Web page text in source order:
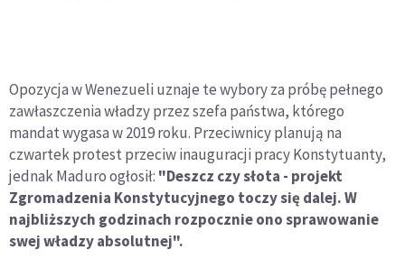
Opozycja w Wenezueli uznaje te wybory za próbę pełnego
zawłaszczenia władzy przez szefa państwa, którego
mandat wygasa w 2019 roku. Przeciwnicy planują na
czwartek protest przeciw inauguracji pracy Konstytuanty,
jednak Maduro ogłosił: "Deszcz czy słota - projekt
Zgromadzenia Konstytucyjnego toczy się dalej. W
najbliższych godzinach rozpocznie ono sprawowanie
swej władzy absolutnej".